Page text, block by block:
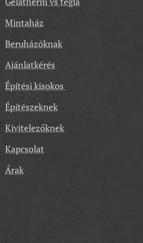
Mintaház
Beruházóknak
Ajánlatkérés
Építési kisokos
Építészeknek
Kivitelezőknek
Kapcsolat
Árak